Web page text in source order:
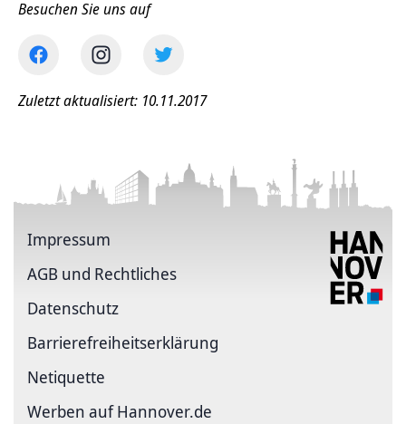
Besuchen Sie uns auf
Zuletzt aktualisiert: 10.11.2017
Impressum
AGB und Rechtliches
Datenschutz
Barriere­freiheits­erklärung
Netiquette
Werben auf Hannover.de